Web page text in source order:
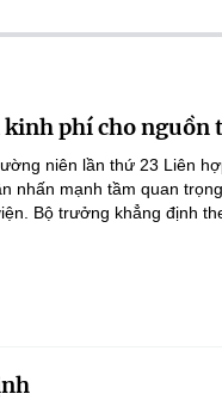
kinh phí cho nguồn
niên lần thứ 23 Liên
nhấn mạnh tầm quan
Bộ trưởng khẳng định